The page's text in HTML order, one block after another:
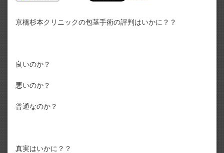
京橋杉本クリニックの包茎手術の評判はいかに？？
良いのか？
悪いのか？
普通なのか？
真実はいかに？？